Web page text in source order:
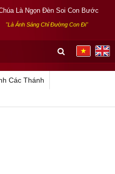
Là Ngọn Đèn Soi Con Bước
"Là Ánh Sáng Chỉ Đường Con Đi"
Các Thánh